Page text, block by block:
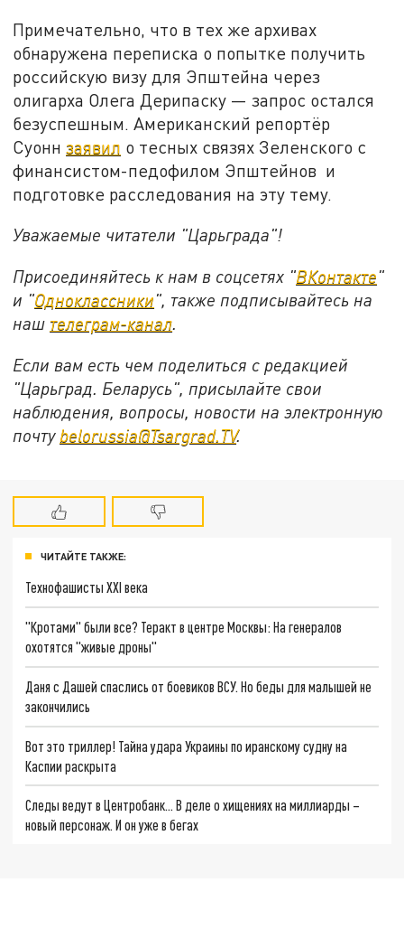
Примечательно, что в тех же архивах
обнаружена переписка о попытке получить
российскую визу для Эпштейна через
олигарха Олега Дерипаску — запрос остался
безуспешным. Американский репортёр
Суоннзаявил о тесных связях Зеленского с
финансистом-педофилом Эпштейнов и
подготовке расследования на эту тему.
Уважаемые читатели "Царьграда"!
Присоединяйтесь к нам в соцсетях "ВКонтакте"
и "Одноклассники", также подписывайтесь на
наш телеграм-канал.
Если вам есть чем поделиться с редакцией
"Царьград. Беларусь", присылайте свои
наблюдения, вопросы, новости на электронную
почту belorussia@Tsargrad.TV.
ЧИТАЙТЕ ТАКЖЕ:
Технофашисты XXI века
"Кротами" были все? Теракт в центре Москвы: На генералов
охотятся "живые дроны"
Даня с Дашей спаслись от боевиков ВСУ. Но беды для малышей не
закончились
Вот это триллер! Тайна удара Украины по иранскому судну на
Каспии раскрыта
Следы ведут в Центробанк… В деле о хищениях на миллиарды –
новый персонаж. И он уже в бегах